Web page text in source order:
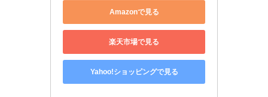
Amazonで見る
楽天市場で見る
Yahoo!ショッピングで見る